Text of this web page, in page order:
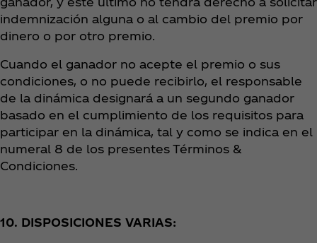
indemnización alguna o al cambio del premio por
dinero o por otro premio.
Cuando el ganador no acepte el premio o sus
condiciones, o no puede recibirlo, el responsable
de la dinámica designará a un segundo ganador
basado en el cumplimiento de los requisitos para
participar en la dinámica, tal y como se indica en el
numeral 8 de los presentes Términos &
Condiciones.
10. DISPOSICIONES VARIAS: